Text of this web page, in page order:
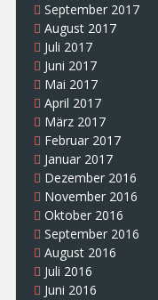
September 2017
August 2017
Juli 2017
Juni 2017
Mai 2017
April 2017
März 2017
Februar 2017
Januar 2017
Dezember 2016
November 2016
Oktober 2016
September 2016
August 2016
Juli 2016
Juni 2016